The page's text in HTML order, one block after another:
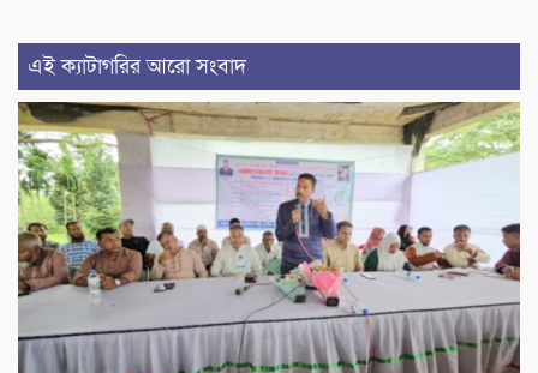
এই ক্যাটাগরির আরো সংবাদ